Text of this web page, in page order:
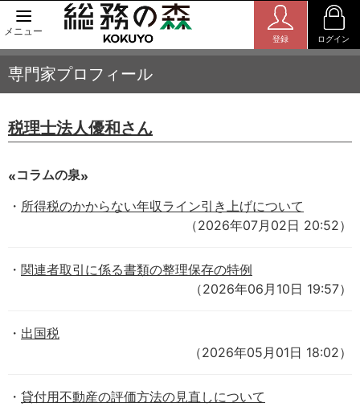
メニュー
登録 ログイン
専門家プロフィール
税理士法人優和さん
コラムの泉
所得税のかからない年収ライン引き上げについて
（2026年07月02日 20:52）
関連者取引に係る書類の整理保存の特例
（2026年06月10日 19:57）
出国税
（2026年05月01日 18:02）
貸付用不動産の評価方法の見直しについて